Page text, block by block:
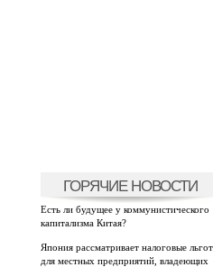
ГОРЯЧИЕ НОВОСТИ
Есть ли будущее у коммунистического
капитализма Китая?
Япония рассматривает налоговые
для местных предприятий, владеющих